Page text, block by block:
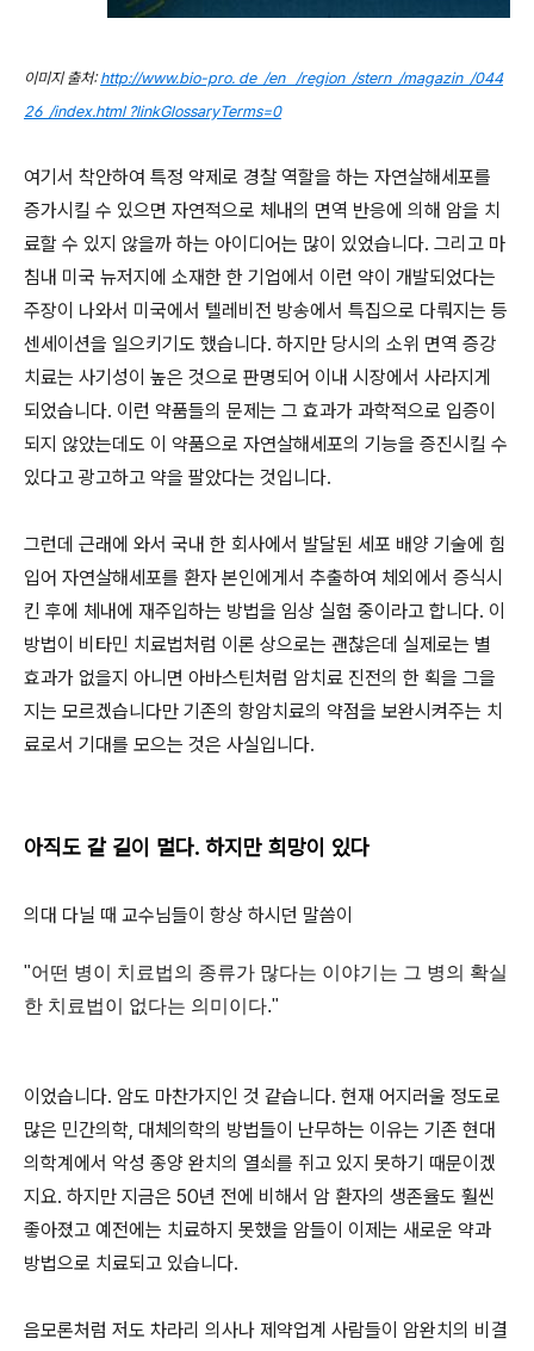
이미지 출처:http://www.bio-pro. de /en /region /stern /magazin /044
26 /index.html ?linkGlossaryTerms=0
여기서 착안하여 특정 약제로 경찰 역할을 하는 자연살해세포를
증가시킬 수 있으면 자연적으로 체내의 면역 반응에 의해 암을 치
료할 수 있지 않을까 하는 아이디어는 많이 있었습니다. 그리고 마
침내 미국 뉴저지에 소재한 한 기업에서 이런 약이 개발되었다는
주장이 나와서 미국에서 텔레비전 방송에서 특집으로 다뤄지는 등
센세이션을 일으키기도 했습니다. 하지만 당시의 소위 면역 증강
치료는 사기성이 높은 것으로 판명되어 이내 시장에서 사라지게
되었습니다. 이런 약품들의 문제는 그 효과가 과학적으로 입증이
되지 않았는데도 이 약품으로 자연살해세포의 기능을 증진시킬 수
있다고 광고하고 약을 팔았다는 것입니다.
그런데 근래에 와서 국내 한 회사에서 발달된 세포 배양 기술에 힘
입어 자연살해세포를 환자 본인에게서 추출하여 체외에서 증식시
킨 후에 체내에 재주입하는 방법을 임상 실험 중이라고 합니다. 이
방법이 비타민 치료법처럼 이론 상으로는 괜찮은데 실제로는 별
효과가 없을지 아니면 아바스틴처럼 암치료 진전의 한 획을 그을
지는 모르겠습니다만 기존의 항암치료의 약점을 보완시켜주는 치
료로서 기대를 모으는 것은 사실입니다.
아직도 갈 길이 멀다. 하지만 희망이 있다
의대 다닐 때 교수님들이 항상 하시던 말씀이
"어떤 병이 치료법의 종류가 많다는 이야기는 그 병의 확실
한 치료법이 없다는 의미이다."
이었습니다. 암도 마찬가지인 것 같습니다. 현재 어지러울 정도로
많은 민간의학, 대체의학의 방법들이 난무하는 이유는 기존 현대
의학계에서 악성 종양 완치의 열쇠를 쥐고 있지 못하기 때문이겠
지요. 하지만 지금은 50년 전에 비해서 암 환자의 생존율도 훨씬
좋아졌고 예전에는 치료하지 못했을 암들이 이제는 새로운 약과
방법으로 치료되고 있습니다.
음모론처럼 저도 차라리 의사나 제약업계 사람들이 암완치의 비결